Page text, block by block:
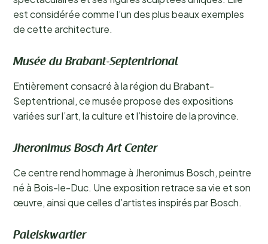
est considérée comme l’un des plus beaux exemples
de cette architecture.
Musée du Brabant-Septentrional
Entièrement consacré à la région du Brabant-
Septentrional, ce musée propose des expositions
variées sur l’art, la culture et l’histoire de la province.
Jheronimus Bosch Art Center
Ce centre rend hommage à Jheronimus Bosch, peintre
né à Bois-le-Duc. Une exposition retrace sa vie et son
œuvre, ainsi que celles d’artistes inspirés par Bosch.
Paleiskwartier